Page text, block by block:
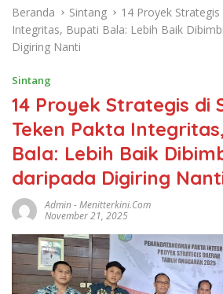
Beranda Sintang
14 Proyek
Integritas, Bupati Bala: Lebih Baik
Digiring Nanti
Sintang
14 Proyek Strategis di
Teken Pakta
Bala: Lebih Baik
daripada Digiring
Admin-Menitterkini.com
November 21, 2025